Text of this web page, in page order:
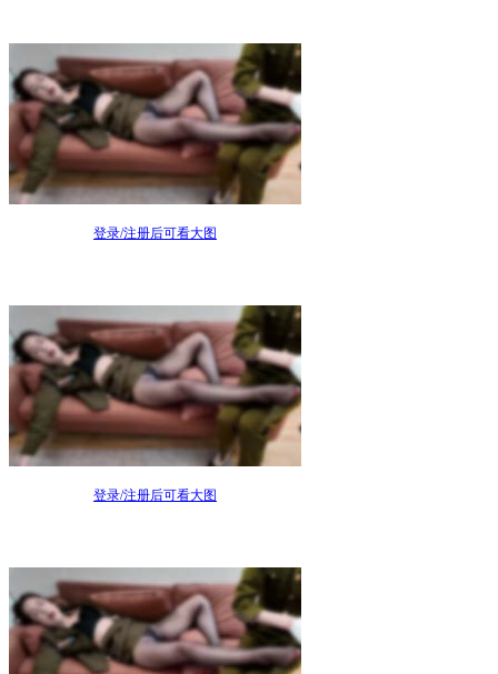
登录/注册后可看大图
登录/注册后可看大图